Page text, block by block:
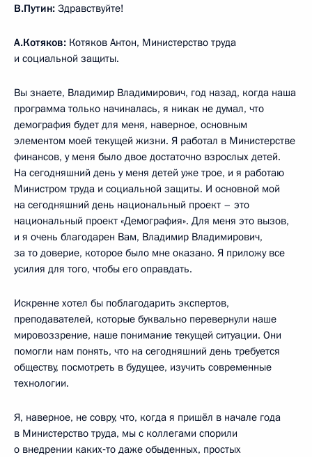
В.Путин: Здравствуйте!
А.Котяков: Котяков Антон, Министерство труда
и социальной защиты.
Вы знаете, Владимир Владимирович, год назад, когда наша
программа только начиналась, я никак не думал, что
демография будет для меня, наверное, основным
элементом моей текущей жизни. Я работал в Министерстве
финансов, у меня было двое достаточно взрослых детей.
На сегодняшний день у меня детей уже трое, и я работаю
Министром труда и социальной защиты. И основной мой
на сегодняшний день национальный проект – это
национальный проект «Демография». Для меня это вызов,
и я очень благодарен Вам, Владимир Владимирович,
за то доверие, которое было мне оказано. Я приложу все
усилия для того, чтобы его оправдать.
Искренне хотел бы поблагодарить экспертов,
преподавателей, которые буквально перевернули наше
мировоззрение, наше понимание текущей ситуации. Они
помогли нам понять, что на сегодняшний день требуется
обществу, посмотреть в будущее, изучить современные
технологии.
Я, наверное, не совру, что, когда я пришёл в начале года
в Министерство труда, мы с коллегами спорили
о внедрении каких‑то даже обыденных, простых